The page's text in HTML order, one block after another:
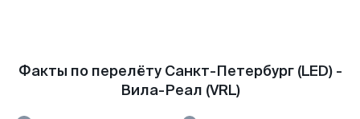
Факты по перелёту Санкт-Петербург (LED) -
Вила-Реал (VRL)